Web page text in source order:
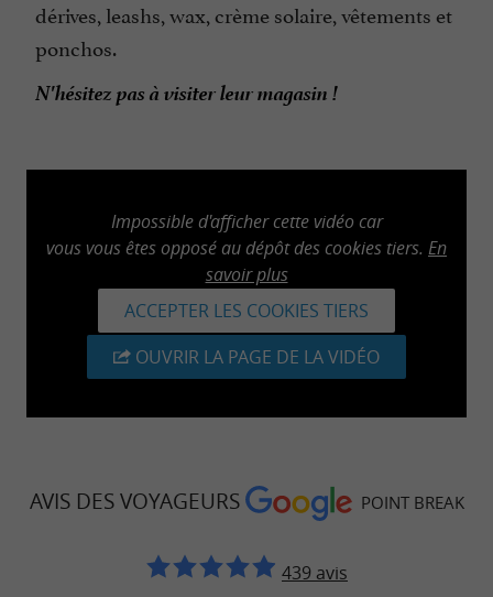
dérives, leashs, wax, crème solaire, vêtements et
ponchos.
N'hésitez pas à visiter leur magasin !
Impossible d'afficher cette vidéo car
vous vous êtes opposé au dépôt des cookies tiers. En
savoir plus
ACCEPTER LES COOKIES TIERS
OUVRIR LA PAGE DE LA VIDÉO
AVIS DES VOYAGEURS POINT BREAK
439 avis